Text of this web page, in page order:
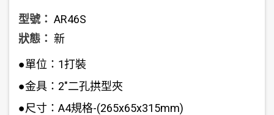
型號： AR46S
狀態： 新
●單位：1打裝
●金具：2"二孔拱型夾
●尺寸：A4規格-(265x65x315mm)